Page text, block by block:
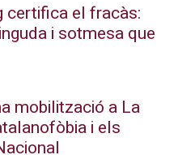
certifica el fracàs:
i sotmesa que
mobilització a La
i els